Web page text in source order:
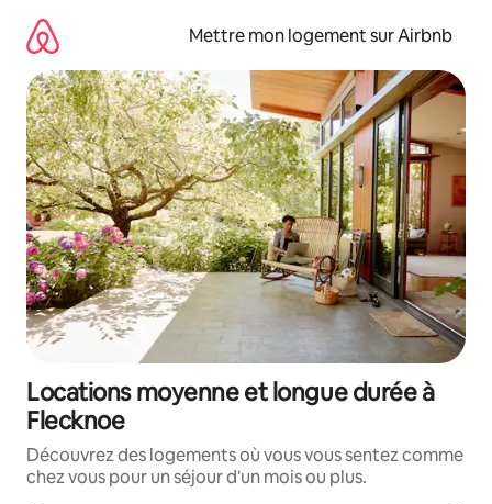
directement
contenu
Mettre mon logement sur Airbnb
Locations moyenne et longue durée à
Flecknoe
Découvrez des logements où vous vous sentez comme
chez vous pour un séjour d'un mois ou plus.